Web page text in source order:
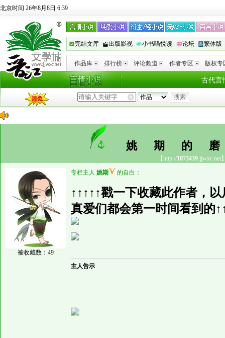
北京时间 26年8月8日 6:39
完结文库 出版影视 小书喵悦读 论坛 繁体版
作品库 排行榜 评论频道 作者专区 版权专
古代言
姚期的
【http://1073439.jjwxc.net
被收藏数：49
专栏主人 姚期 的自白：
↑↑↑↑↑戳一下收藏此作者，
真爱们都会第一时间看到的
主人告示